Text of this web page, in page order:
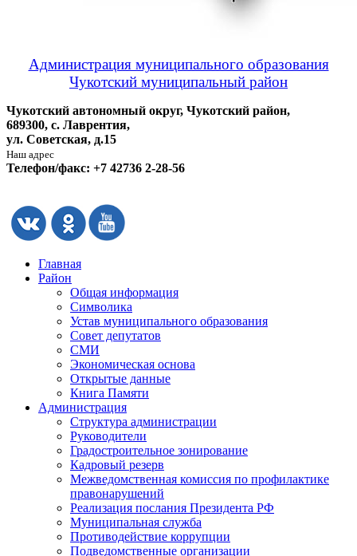
Администрация муниципального образования
Чукотский муниципальный район
Чукотский автономный округ, Чукотский район,
689300, с. Лаврентия,
ул. Советская, д.15
Наш адрес
Телефон/факс: +7 42736 2-28-56
Главная
Район
Общая информация
Символика
Устав муниципального образования
Совет депутатов
СМИ
Экономическая основа
Открытые данные
Книга Памяти
Администрация
Структура администрации
Руководители
Градостроительное зонирование
Кадровый резерв
Межведомственная комиссия по профилактике
правонарушений
Реализация послания Президента РФ
Муниципальная служба
Противодействие коррупции
Подведомственные организации